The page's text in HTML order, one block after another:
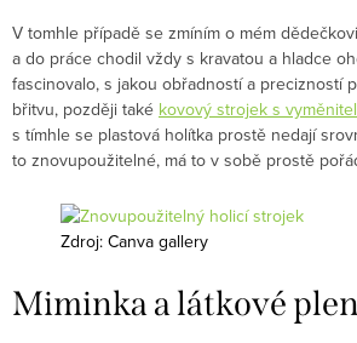
V tomhle případě se zmíním o mém
a do práce chodil vždy s kravatou a hladce
fascinovalo, s jakou obřadností a precizností
břitvu, později také kovový strojek s
s tímhle se plastová holítka prostě nedají
to znovupoužitelné, má to v sobě prostě
Zdroj: Canva gallery
Miminka a látkové